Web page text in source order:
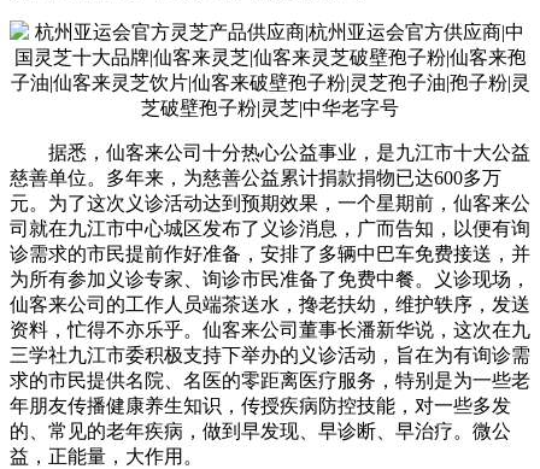
据悉，仙客来公司十分热心公益事业，是九江市十大公益
慈善单位。多年来，为慈善公益累计捐款捐物已达600多万
元。为了这次义诊活动达到预期效果，一个星期前，仙客来公
司就在九江市中心城区发布了义诊消息，广而告知，以便有询
诊需求的市民提前作好准备，安排了多辆中巴车免费接送，并
为所有参加义诊专家、询诊市民准备了免费中餐。义诊现场，
仙客来公司的工作人员端茶送水，搀老扶幼，维护轶序，发送
资料，忙得不亦乐乎。仙客来公司董事长潘新华说，这次在九
三学社九江市委积极支持下举办的义诊活动，旨在为有询诊需
求的市民提供名院、名医的零距离医疗服务，特别是为一些老
年朋友传播健康养生知识，传授疾病防控技能，对一些多发
的、常见的老年疾病，做到早发现、早诊断、早治疗。微公
益，正能量，大作用。